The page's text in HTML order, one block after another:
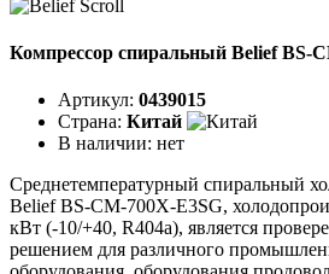
Компрессор спиральный Belief BS-
Артикул: 0439015
Страна: Китай
В наличии: нет
Среднетемпературный спиральный
Belief BS-CM-700X-E3SG,
кВт (-10/+40, R404a), является
решением для различного